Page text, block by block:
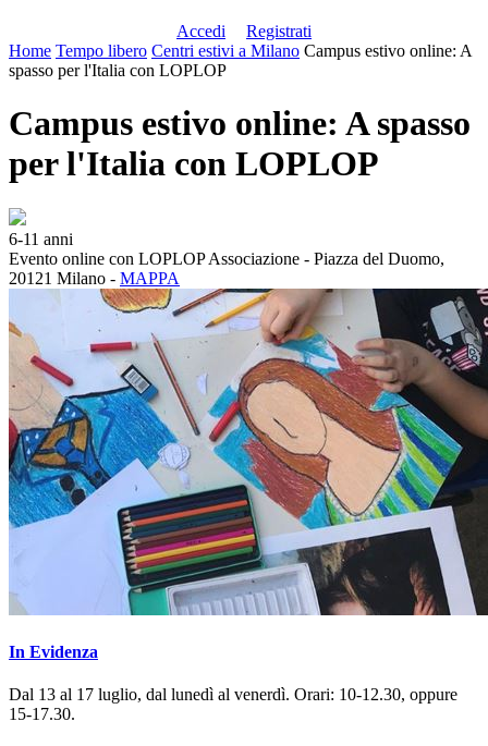
Accedi
Registrati
Home Tempo libero Centri estivi a Milano Campus estivo online: A
spasso per l'Italia con LOPLOP
Campus estivo online: A spasso
per l'Italia con LOPLOP
6-11 anni
Evento online con LOPLOP Associazione - Piazza del Duomo,
20121 Milano - MAPPA
In Evidenza
Dal 13 al 17 luglio, dal lunedì al venerdì. Orari: 10-12.30, oppure
15-17.30.